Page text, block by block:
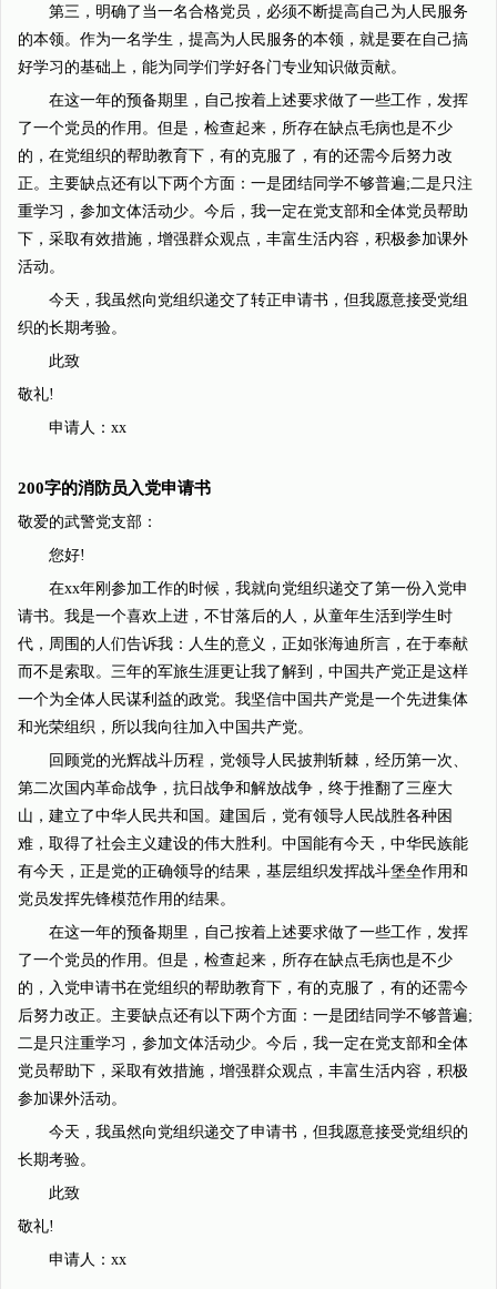
第三，明确了当一名合格党员，必须不断提高自己为人民服务
的本领。作为一名学生，提高为人民服务的本领，就是要在自己搞
好学习的基础上，能为同学们学好各门专业知识做贡献。
在这一年的预备期里，自己按着上述要求做了一些工作，发挥
了一个党员的作用。但是，检查起来，所存在缺点毛病也是不少
的，在党组织的帮助教育下，有的克服了，有的还需今后努力改
正。主要缺点还有以下两个方面：一是团结同学不够普遍;二是只注
重学习，参加文体活动少。今后，我一定在党支部和全体党员帮助
下，采取有效措施，增强群众观点，丰富生活内容，积极参加课外
活动。
今天，我虽然向党组织递交了转正申请书，但我愿意接受党组
织的长期考验。
此致
敬礼!
申请人：xx
200字的消防员入党申请书
敬爱的武警党支部：
您好!
在xx年刚参加工作的时候，我就向党组织递交了第一份入党申
请书。我是一个喜欢上进，不甘落后的人，从童年生活到学生时
代，周围的人们告诉我：人生的意义，正如张海迪所言，在于奉献
而不是索取。三年的军旅生涯更让我了解到，中国共产党正是这样
一个为全体人民谋利益的政党。我坚信中国共产党是一个先进集体
和光荣组织，所以我向往加入中国共产党。
回顾党的光辉战斗历程，党领导人民披荆斩棘，经历第一次、
第二次国内革命战争，抗日战争和解放战争，终于推翻了三座大
山，建立了中华人民共和国。建国后，党有领导人民战胜各种困
难，取得了社会主义建设的伟大胜利。中国能有今天，中华民族能
有今天，正是党的正确领导的结果，基层组织发挥战斗堡垒作用和
党员发挥先锋模范作用的结果。
在这一年的预备期里，自己按着上述要求做了一些工作，发挥
了一个党员的作用。但是，检查起来，所存在缺点毛病也是不少
的，入党申请书在党组织的帮助教育下，有的克服了，有的还需今
后努力改正。主要缺点还有以下两个方面：一是团结同学不够普遍;
二是只注重学习，参加文体活动少。今后，我一定在党支部和全体
党员帮助下，采取有效措施，增强群众观点，丰富生活内容，积极
参加课外活动。
今天，我虽然向党组织递交了申请书，但我愿意接受党组织的
长期考验。
此致
敬礼!
申请人：xx